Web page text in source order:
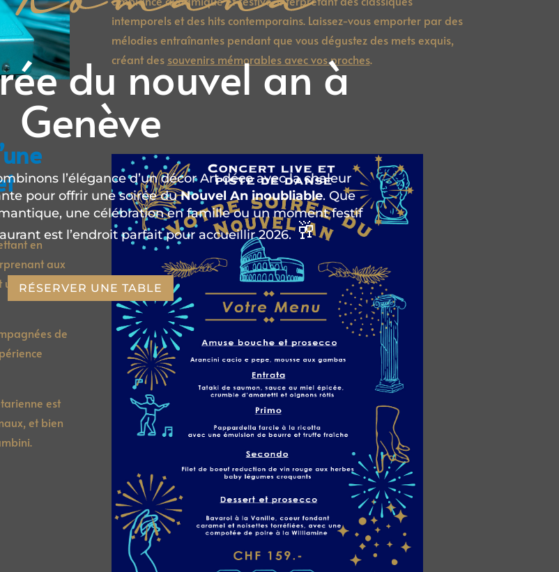
du nouvel an à
Genève
l’élégance d’un décor Art déco avec la chaleur
pour offrir une soirée duNouvel An inoubliable. Que
une célébration en famille ou un moment festif
est l’endroit parfait pour accueillir 2026. 🥂
RÉSERVER UNE TABLE
intemporels et des hits contemporains. Laissez-vous emporter par des
mélodies entraînantes pendant que vous dégustez des mets exquis,
créant des souvenirs mémorables avec vos proches.
en
aux
une
de
est
et bien